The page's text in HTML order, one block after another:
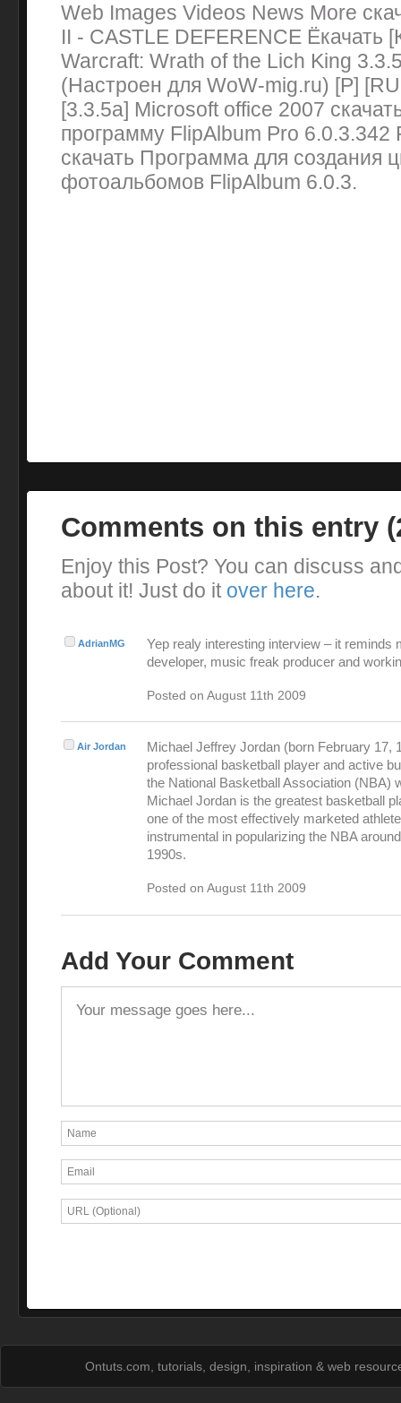
Web Images Videos News More
II - CASTLE DEFERENCE Ёкачать
Warcraft: Wrath of the Lich King
(Настроен для WoW-mig.ru) [P]
[3.3.5а] Microsoft office 2007
программу FlipAlbum Pro 6.0.3.342
скачать Программа для создания
фотоальбомов FlipAlbum 6.0.3.
Comments on this entry
Enjoy this Post? You can discuss
about it! Just do it over here.
AdrianMG
Yep realy interesting interview – it reminds
developer, music freak producer and
Posted on August 11th 2009
Air Jordan
Michael Jeffrey Jordan (born February 17,
professional basketball player and active
the National Basketball Association (NBA)
Michael Jordan is the greatest basketball
one of the most effectively marketed
instrumental in popularizing the NBA
1990s.
Posted on August 11th 2009
Add Your Comment
Ontuts.com, tutorials, design, inspiration & web